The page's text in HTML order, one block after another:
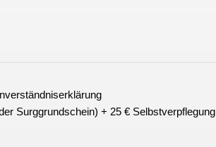
Surggrundschein) + 25 € Selbstverpflegung